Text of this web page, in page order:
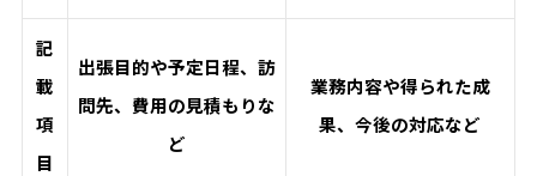
記
載
項
目
出張目的や予定日程、訪
問先、費用の見積もりな
ど
業務内容や得られた成
果、今後の対応など